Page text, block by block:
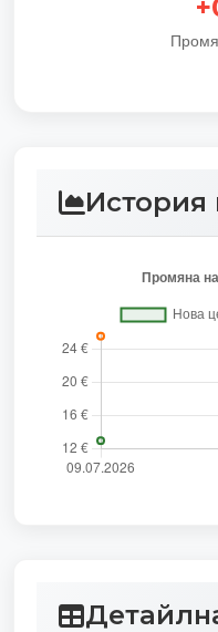
История